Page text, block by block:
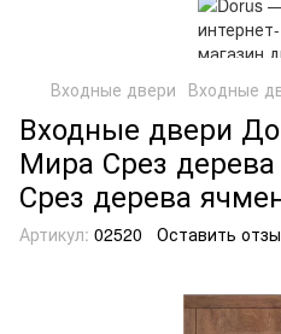
Входные двери Входные
Входные двери
Мира Срез
Срез дерева
Артикул: 02520 Оставить